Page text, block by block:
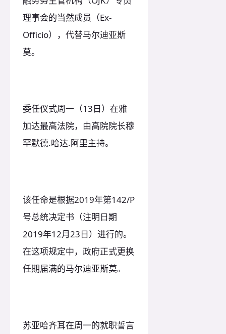
理事会的当然成员（Ex-
Officio），代替马尔迪亚斯
莫。
委任仪式周一（13日）在雅
加达最高法院，由高院院长穆
罕默德.哈达.阿里主持。
该任命是根据2019年第142/P
号总统决定书（注明日期
2019年12月23日）进行的。
在这项规定中，政府正式更换
任期届满的马尔迪亚斯莫。
苏亚哈齐耳在周一的就职誓言